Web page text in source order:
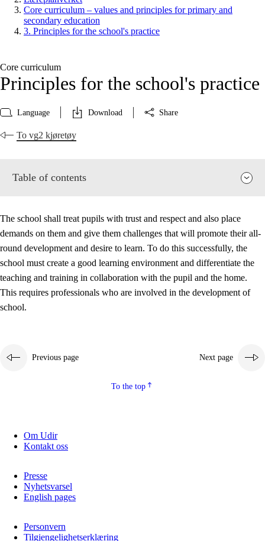
Core curriculum – values and principles for primary and
secondary education
3. Principles for the school's practice
Core curriculum
Principles for the school's practice
Language Download Share
To vg2 kjøretøy
Table of contents
3.2 Teaching and differentiated instruction
3.3 Cooperation between home and school
3.4
On-the-job training in a training establishment and
3.5 Professional environment and school development
The school shall treat pupils with trust and respect and also place
demands on them and give them challenges that will promote their all-
round development and desire to learn. To do this successfully, the
school must create a good learning environment and differentiate the
teaching and training in collaboration with the pupil and the home.
This requires professionals who are involved in the development of
school.
Previous page Next page
To the top
Om Udir
Kontakt oss
Presse
Nyhetsvarsel
English pages
Personvern
Tilgjengelighetserklæring